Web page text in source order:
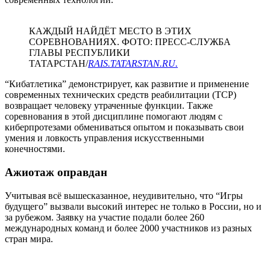
КАЖДЫЙ НАЙДЁТ МЕСТО В ЭТИХ
СОРЕВНОВАНИЯХ. ФОТО: ПРЕСС-СЛУЖБА
ГЛАВЫ РЕСПУБЛИКИ
ТАТАРСТАН/RAIS.TATARSTAN.RU.
“Кибатлетика” демонстрирует, как развитие и применение
современных технических средств реабилитации (ТСР)
возвращает человеку утраченные функции. Также
соревнования в этой дисциплине помогают людям с
киберпротезами обмениваться опытом и показывать свои
умения и ловкость управления искусственными
конечностями.
Ажиотаж оправдан
Учитывая всё вышесказанное, неудивительно, что “Игры
будущего” вызвали высокий интерес не только в России, но и
за рубежом. Заявку на участие подали более 260
международных команд и более 2000 участников из разных
стран мира.